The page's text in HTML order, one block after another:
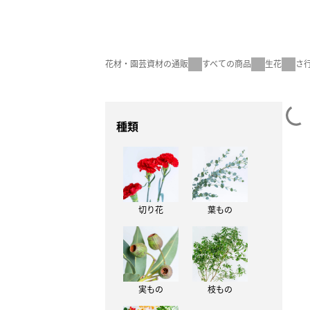
花材・園芸資材の通販 すべての商品 生花 さ
種類
切り花 葉もの
実もの 枝もの